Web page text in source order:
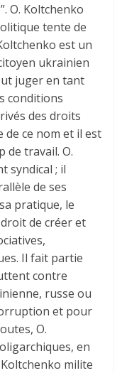
O. Koltchenko
tente de
est un
ukrainien
juger en tant
conditions
des droits
de ce nom et il est
de travail. O.
syndical ; il
de ses
pratique, le
de créer et
Il fait partie
contre
russe ou
et pour
O.
en
milite